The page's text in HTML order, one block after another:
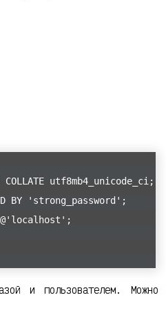
COLLATE utf8mb4_unicode_ci;
BY 'strong_password';
и пользователем. Можно